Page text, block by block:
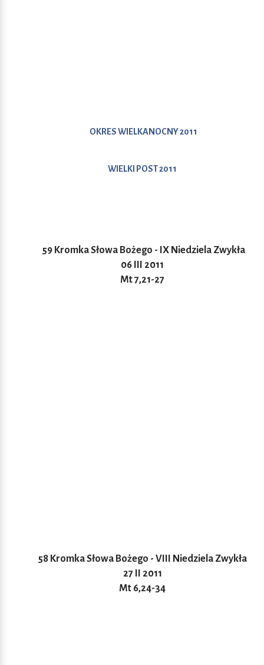
OKRES WIELKANOCNY 2011
WIELKI POST 2011
59 Kromka Słowa Bożego - IX Niedziela Zwykła
06 III 2011
Mt 7,21-27
58 Kromka Słowa Bożego - VIII Niedziela Zwykła
27 II 2011
Mt 6,24-34